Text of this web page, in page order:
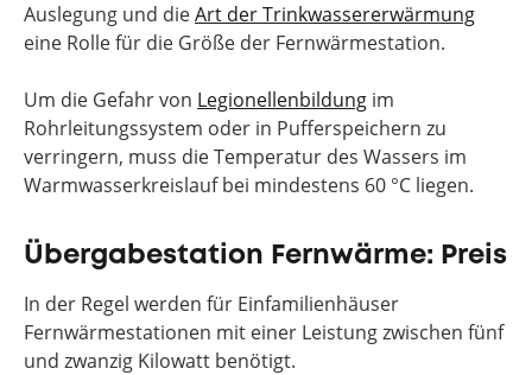
Auslegung und dieArt der Trinkwassererwärmung
eine Rolle für die Größe der Fernwärmestation.
Um die Gefahr von Legionellenbildung im
Rohrleitungssystem oder in Pufferspeichern zu
verringern, muss die Temperatur des Wassers im
Warmwasserkreislauf bei mindestens 60 °C liegen.
Übergabestation Fernwärme: Preis
In der Regel werden für Einfamilienhäuser
Fernwärmestationen mit einer Leistung zwischen fünf
und zwanzig Kilowatt benötigt.